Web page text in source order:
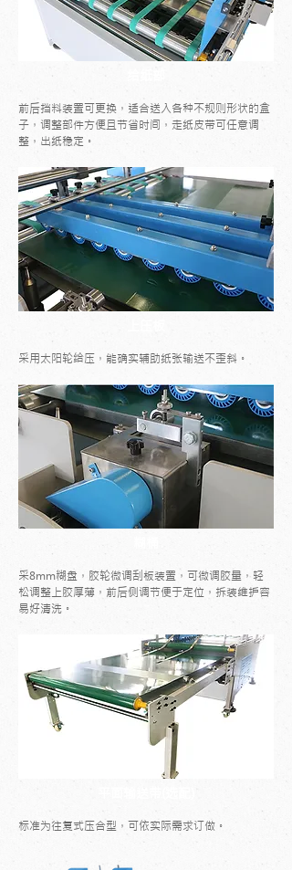
前后挡料装置可更换，适合送入各种不规则形状的盒
子，调整部件方便且节省时间，走纸皮带可任意调
整，出纸稳定。
采用太阳轮给压，能确实辅助纸张输送不歪斜。
采8mm糊盘，胶轮微调刮板装置，可微调胶量，轻
松调整上胶厚薄，前后侧调节便于定位，拆装维护容
易好清洗。
标准为往复式压合型，可依实际需求订做。